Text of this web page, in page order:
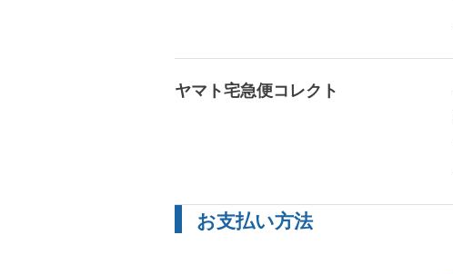
ヤマト宅急便コレクト
お支払い方法